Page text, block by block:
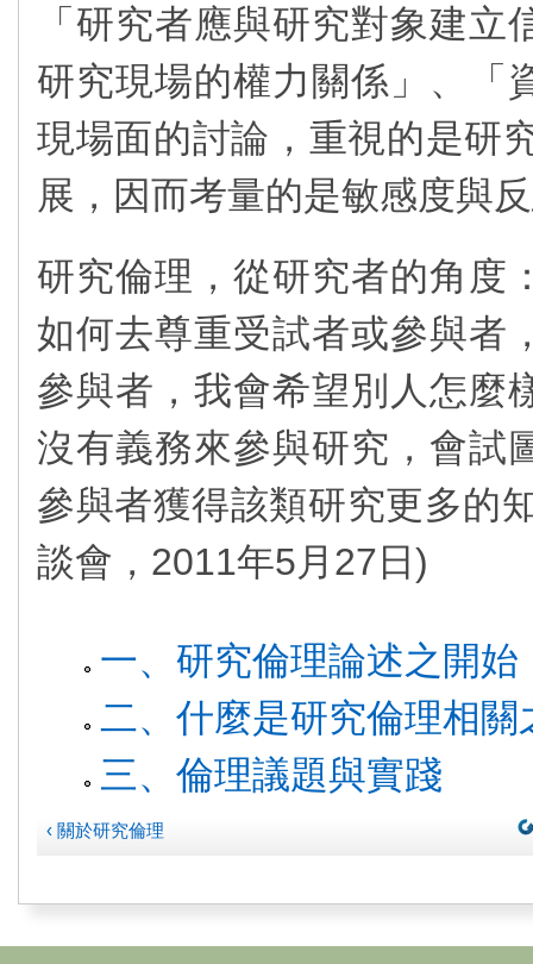
「研究者應與研究對象建
研究現場的權力關係」、「
現場面的討論，重視的是研
展，因而考量的是敏感度與
研究倫理，從研究者的角度
如何去尊重受試者或參與者
參與者，我會希望別人怎麼
沒有義務來參與研究，會試
參與者獲得該類研究更多的
談會，2011年5月27日)
一、研究倫理論述之開始
二、什麼是研究倫理相關
三、倫理議題與實踐
‹ 關於研究倫理